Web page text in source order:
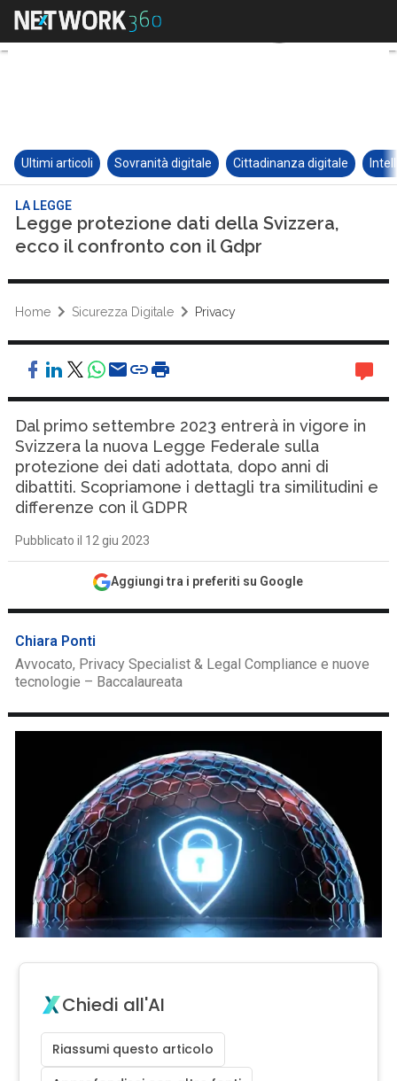
Ultimi articoli Sovranità digitale Cittadinanza digitale
LA LEGGE
Legge protezione dati della Svizzera,
ecco il confronto con il Gdpr
Home Sicurezza Digitale Privacy
Dal primo settembre 2023 entrerà in vigore in
Svizzera la nuova Legge Federale sulla
protezione dei dati adottata, dopo anni di
dibattiti. Scopriamone i dettagli tra similitudini e
differenze con il GDPR
Pubblicato il 12 giu 2023
Aggiungi tra i preferiti su Google
Chiara Ponti
Avvocato, Privacy Specialist & Legal Compliance e nuove
tecnologie – Baccalaureata
Chiedi all'AI
Riassumi questo articolo